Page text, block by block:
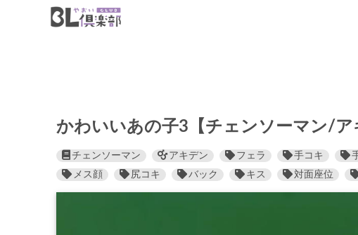
かわいいあの子3【チェンソーマン/ア
チェンソーマン アキデン フェラ 手コキ
メス顔
尻コキ バック キス 対面座位